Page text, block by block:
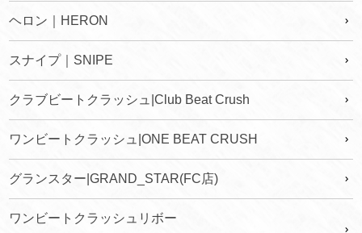
ヘロン｜HERON
スナイプ｜SNIPE
クラブビートクラッシュ|Club Beat Crush
ワンビートクラッシュ|ONE BEAT CRUSH
グランスター|GRAND_STAR(FC店)
ワンビートクラッシュリボー